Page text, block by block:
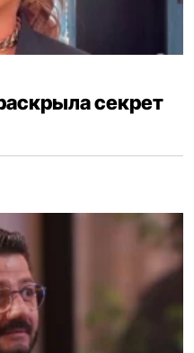
секрет